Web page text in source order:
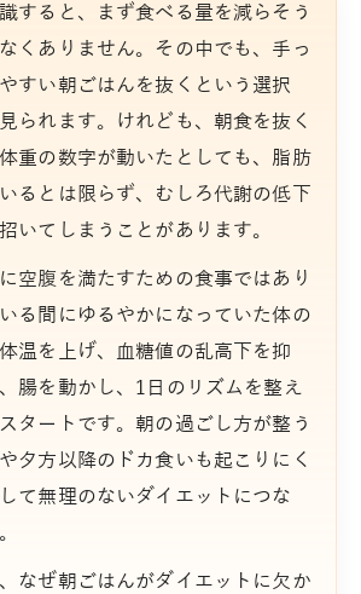
すると、まず食べる量を減らそう
くありません。その中でも、手っ
すい朝ごはんを抜くという選択
られます。けれども、朝食を抜く
重の数字が動いたとしても、脂肪
るとは限らず、むしろ代謝の低下
いてしまうことがあります。
空腹を満たすための食事ではあり
る間にゆるやかになっていた体の
温を上げ、血糖値の乱高下を抑
腸を動かし、1日のリズムを整え
タートです。朝の過ごし方が整う
夕方以降のドカ食いも起こりにく
て無理のないダイエットにつな
なぜ朝ごはんがダイエットに欠か